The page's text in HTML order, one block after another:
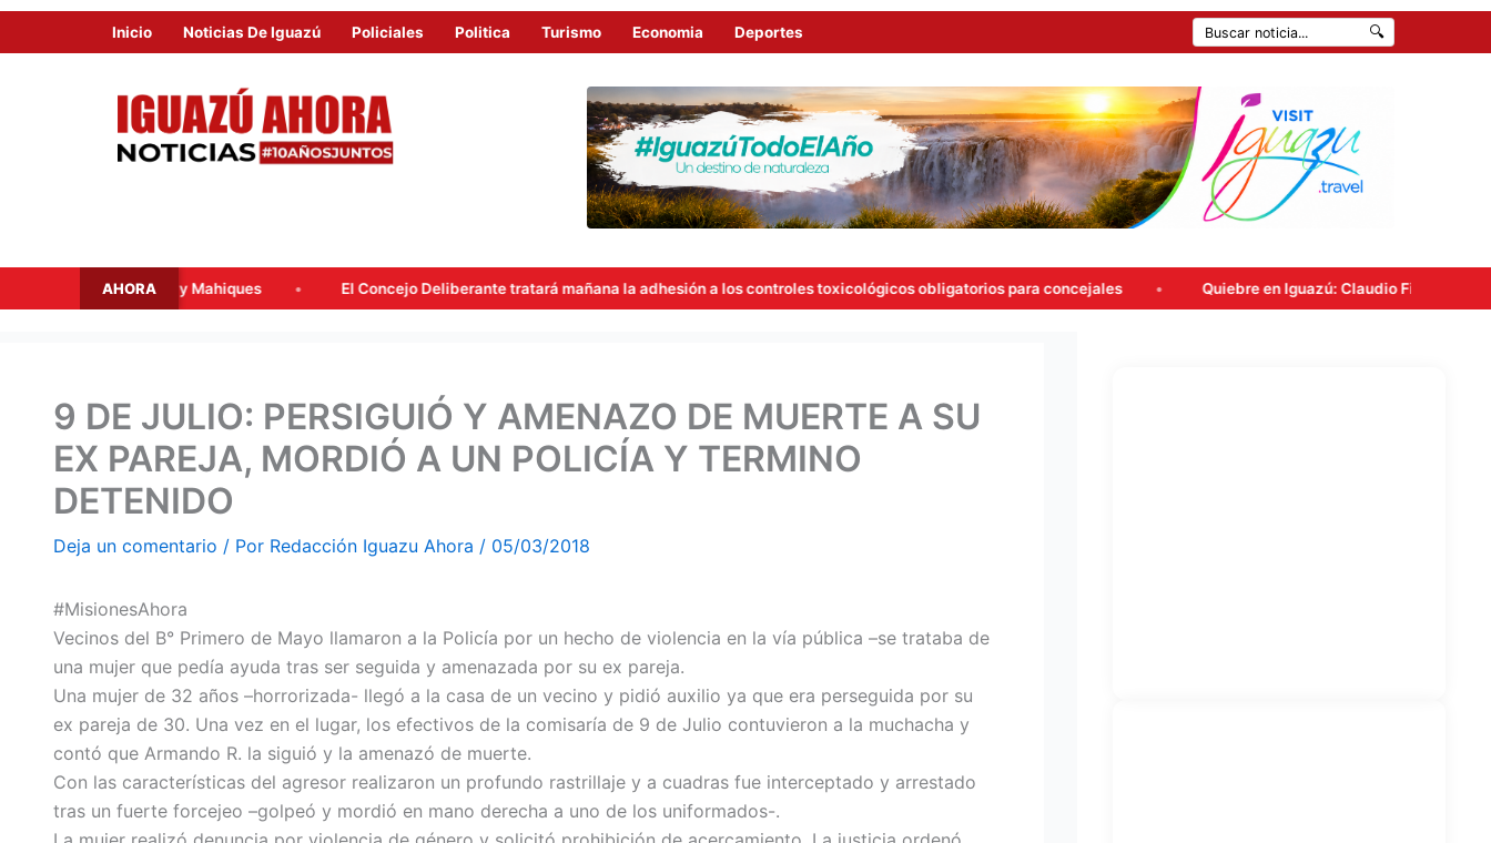
Inicio Noticias De Iguazú Policiales Politica Turismo Economia Deportes 🔍
AHORA
y Mahiques El Concejo Deliberante tratará mañana la adhesión a los controles toxicológicos obligatorios para concejales Quiebre en Iguazú: Claudio Filippa renunció a Encuentro
9 DE JULIO: PERSIGUIÓ Y AMENAZO DE MUERTE A SU
EX PAREJA, MORDIÓ A UN POLICÍA Y TERMINO
DETENIDO
Deja un comentario / Por Redacción Iguazu Ahora / 05/03/2018
#MisionesAhora
Vecinos del B° Primero de Mayo llamaron a la Policía por un hecho de violencia en la vía pública –se trataba de
una mujer que pedía ayuda tras ser seguida y amenazada por su ex pareja.
Una mujer de 32 años –horrorizada- llegó a la casa de un vecino y pidió auxilio ya que era perseguida por su
ex pareja de 30. Una vez en el lugar, los efectivos de la comisaría de 9 de Julio contuvieron a la muchacha y
contó que Armando R. la siguió y la amenazó de muerte.
Con las características del agresor realizaron un profundo rastrillaje y a cuadras fue interceptado y arrestado
tras un fuerte forcejeo –golpeó y mordió en mano derecha a uno de los uniformados-.